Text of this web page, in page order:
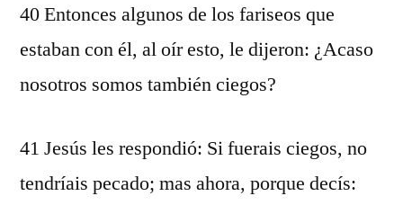
40 Entonces algunos de los fariseos que
estaban con él, al oír esto, le dijeron: ¿Acaso
nosotros somos también ciegos?
41 Jesús les respondió: Si fuerais ciegos, no
tendríais pecado; mas ahora, porque decís: